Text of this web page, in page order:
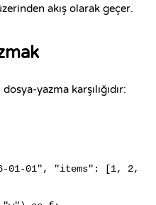
akış olarak geçer.
dosya-yazma karşılığıdır:
01-01", "items": [1, 2,